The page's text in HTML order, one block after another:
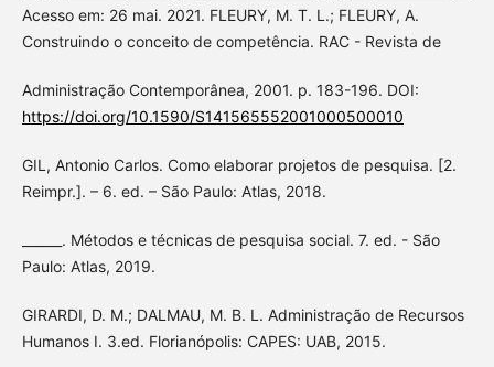
Acesso em: 26 mai. 2021. FLEURY, M. T. L.; FLEURY, A.
Construindo o conceito de competência. RAC - Revista de
Administração Contemporânea, 2001. p. 183-196. DOI:
https://doi.org/10.1590/S141565552001000500010
GIL, Antonio Carlos. Como elaborar projetos de pesquisa. [2.
Reimpr.]. – 6. ed. – São Paulo: Atlas, 2018.
______. Métodos e técnicas de pesquisa social. 7. ed. - São
Paulo: Atlas, 2019.
GIRARDI, D. M.; DALMAU, M. B. L. Administração de Recursos
Humanos I. 3.ed. Florianópolis: CAPES: UAB, 2015.